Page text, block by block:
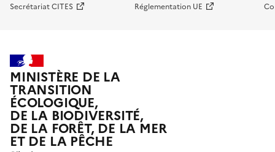
Secrétariat CITES Réglementation UE
MINISTÈRE DE LA
TRANSITION
ÉCOLOGIQUE,
DE LA BIODIVERSITÉ,
DE LA FORÊT, DE LA MER
ET DE LA PÊCHE